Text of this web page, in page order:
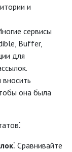
и
сервисы
Buffer,
для
она была
⁚ Сравнивайте